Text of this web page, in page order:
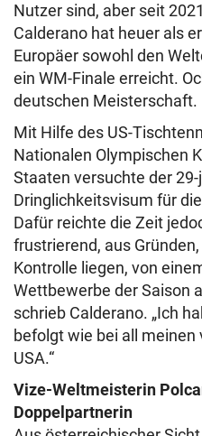
Nutzer sind, aber seit
Calderano hat heuer als
Europäer sowohl den
ein WM-Finale erreicht.
deutschen Meisterschaft.
Mit Hilfe des US-
Nationalen Olympischen
Staaten versuchte der
Dringlichkeitsvisum für
Dafür reichte die Zeit
frustrierend, aus
Kontrolle liegen, von
Wettbewerbe der Saison
schrieb Calderano. „Ich
befolgt wie bei all meinen
USA.“
Vize-Weltmeisterin
Doppelpartnerin